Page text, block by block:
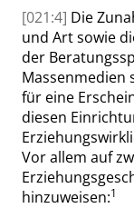
[021:4] Die
und Art sowie
der
Massenmedien
für eine
diesen
Vor allem auf
hinzuweisen:1